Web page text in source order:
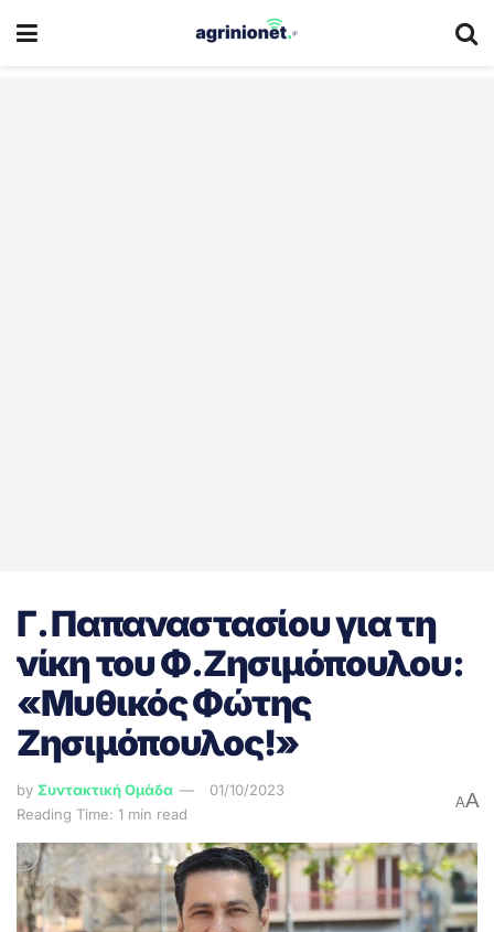
Γ. Παπαναστασίου για τη
νίκη του Φ.Ζησιμόπουλου:
«Μυθικός Φώτης
Ζησιμόπουλος!»
by Συντακτική Ομάδα
01/10/2023
Reading Time: 1 min read
AA